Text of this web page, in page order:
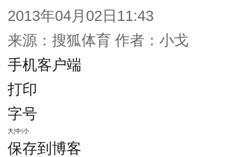
2013年04月02日11:43
来源： 搜狐体育 作者：小戈
手机客户端
打印
字号
大 中 小
保存到博客